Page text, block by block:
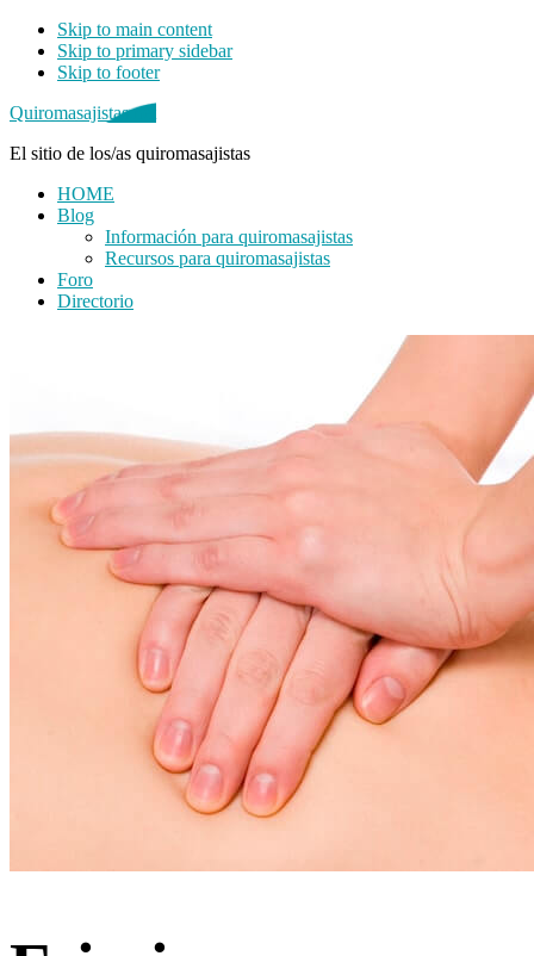
Skip to main content
Skip to primary sidebar
Skip to footer
Quiromasajistas.net
El sitio de los/as quiromasajistas
HOME
Blog
Información para quiromasajistas
Recursos para quiromasajistas
Foro
Directorio